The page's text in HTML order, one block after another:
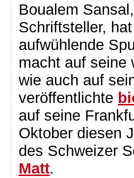
Boualem
Schriftsteller,
aufwühlende
macht auf seine
wie auch auf
veröffentlichte
auf seine
Oktober diesen
des Schweizer
Matt.